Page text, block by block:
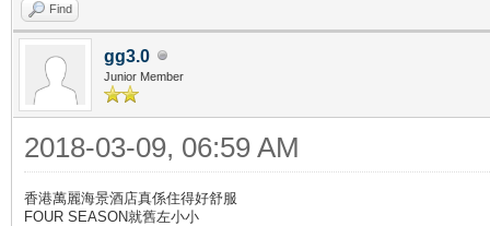
Find
gg3.0
Junior Member
2018-03-09, 06:59 AM
香港萬麗海景酒店真係住得好舒服
FOUR SEASON就舊左小小